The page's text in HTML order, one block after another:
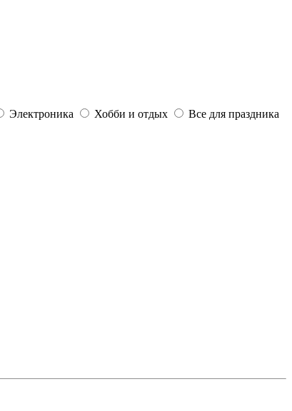
Электроника Хобби и отдых
Все для праздника